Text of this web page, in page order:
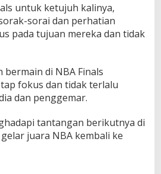
untuk ketujuh kalinya,
sorai dan perhatian
pada tujuan mereka dan tidak
bermain di NBA Finals
fokus dan tidak terlalu
dan penggemar.
tantangan berikutnya di
juara NBA kembali ke